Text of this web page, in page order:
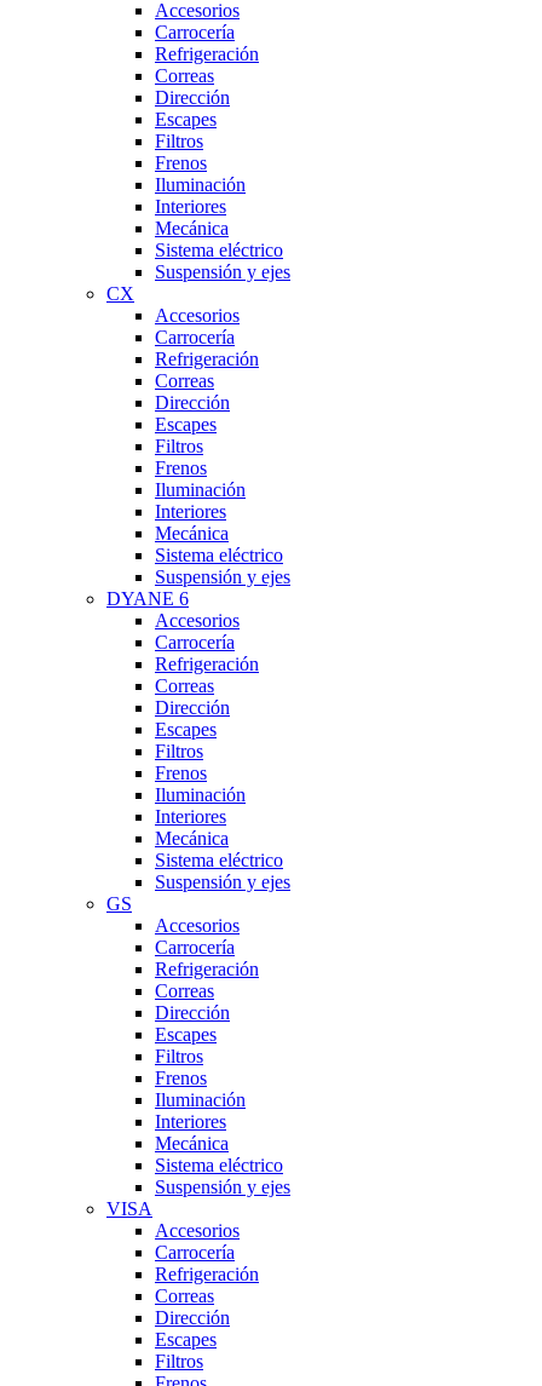
Accesorios
Carrocería
Refrigeración
Correas
Dirección
Escapes
Filtros
Frenos
Iluminación
Interiores
Mecánica
Sistema eléctrico
Suspensión y ejes
CX
Accesorios
Carrocería
Refrigeración
Correas
Dirección
Escapes
Filtros
Frenos
Iluminación
Interiores
Mecánica
Sistema eléctrico
Suspensión y ejes
DYANE 6
Accesorios
Carrocería
Refrigeración
Correas
Dirección
Escapes
Filtros
Frenos
Iluminación
Interiores
Mecánica
Sistema eléctrico
Suspensión y ejes
GS
Accesorios
Carrocería
Refrigeración
Correas
Dirección
Escapes
Filtros
Frenos
Iluminación
Interiores
Mecánica
Sistema eléctrico
Suspensión y ejes
VISA
Accesorios
Carrocería
Refrigeración
Correas
Dirección
Escapes
Filtros